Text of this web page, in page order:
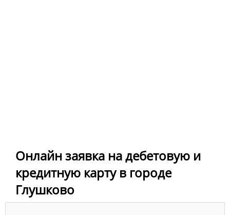
Онлайн заявка на дебетовую и
кредитную карту в городе
Глушково